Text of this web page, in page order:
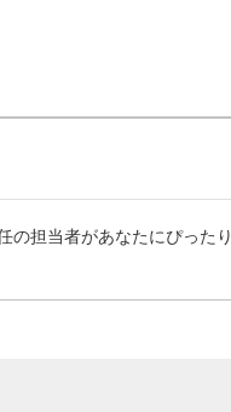
の担当者があなたにぴったり